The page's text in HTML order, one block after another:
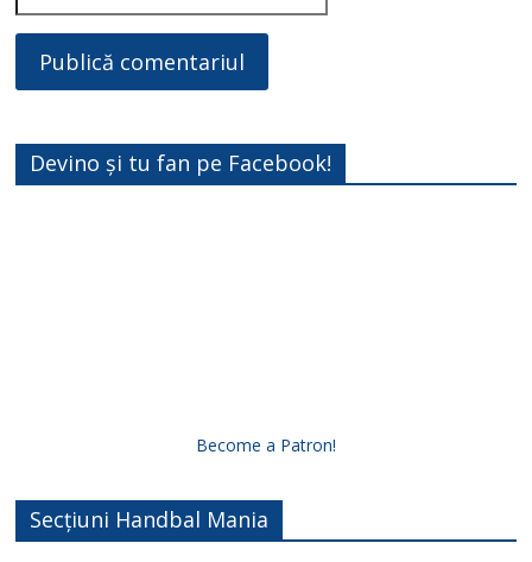
Devino și tu fan pe Facebook!
Become a Patron!
Secțiuni Handbal Mania